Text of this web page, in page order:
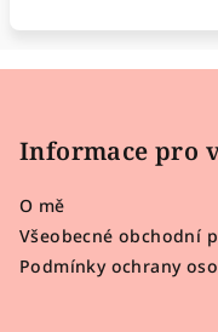
Informace pro
O mě
Všeobecné obchodní
Podmínky ochrany